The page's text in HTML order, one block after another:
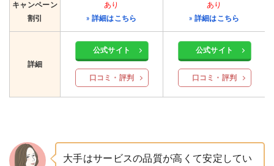
キャンペーン
割引
あり
» 詳細はこちら
あり
» 詳細はこちら
詳細
公式サイト
口コミ・評判
公式サイト
口コミ・評判
大手はサービスの品質が高くて安定してい